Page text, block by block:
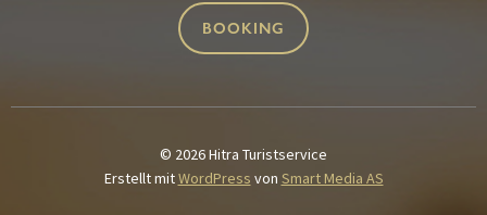
BOOKING
© 2026 Hitra Turistservice
Erstellt mitWordPress von Smart Media AS